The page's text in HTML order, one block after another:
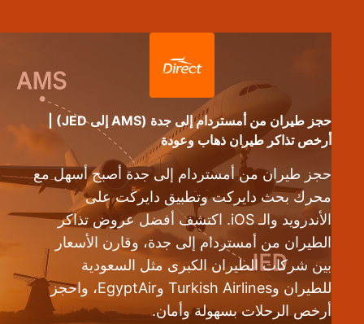
حجز طيران من أمستردام إلى جدة (AMS إلى JED) |
أرخص تذاكر طيران ذهاب وعودة
حجز طيران من أمستردام إلى جدة أصبح أسهل مع
محرك بحث دايركت وتطبيق دايركت على
الأندرويد والـ iOS. اكتشف أفضل عروض تذاكر
الطيران من أمستردام إلى جدة، وقارن الأسعار
بين شركات الطيران الكبرى مثل السعودية
للطيران وTurkish Airlines وEgyptAir، واحجز
أرخص الرحلات بسهولة وأمان.